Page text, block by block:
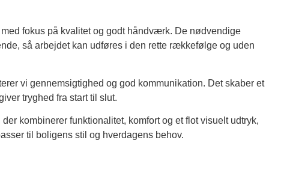
fokus på kvalitet og godt håndværk. De nødvendige
så arbejdet kan udføres i den rette rækkefølge og uden
vi gennemsigtighed og god kommunikation. Det skaber et
tryghed fra start til slut.
kombinerer funktionalitet, komfort og et flot visuelt udtryk,
til boligens stil og hverdagens behov.